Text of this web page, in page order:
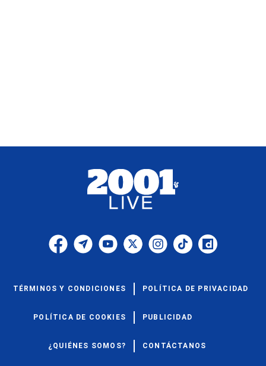
TÉRMINOS Y CONDICIONES POLÍTICA DE PRIVACIDAD
POLÍTICA DE COOKIES PUBLICIDAD
¿QUIÉNES SOMOS? CONTÁCTANOS